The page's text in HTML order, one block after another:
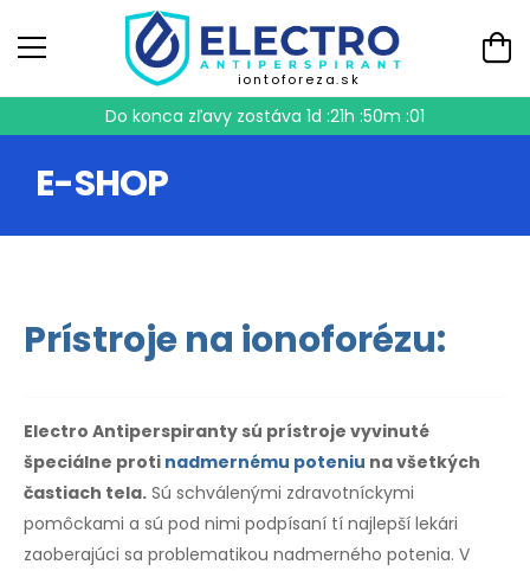
iontoforeza.sk
Do konca zľavy zostáva 1d :21h :50m :00
E-SHOP
Prístroje na ionoforézu:
Electro Antiperspiranty sú prístroje vyvinuté
špeciálne proti nadmernému poteniu na všetkých
častiach tela. Sú schválenými zdravotníckymi
pomôckami a sú pod nimi podpísaní tí najlepší lekári
zaoberajúci sa problematikou nadmerného potenia. V